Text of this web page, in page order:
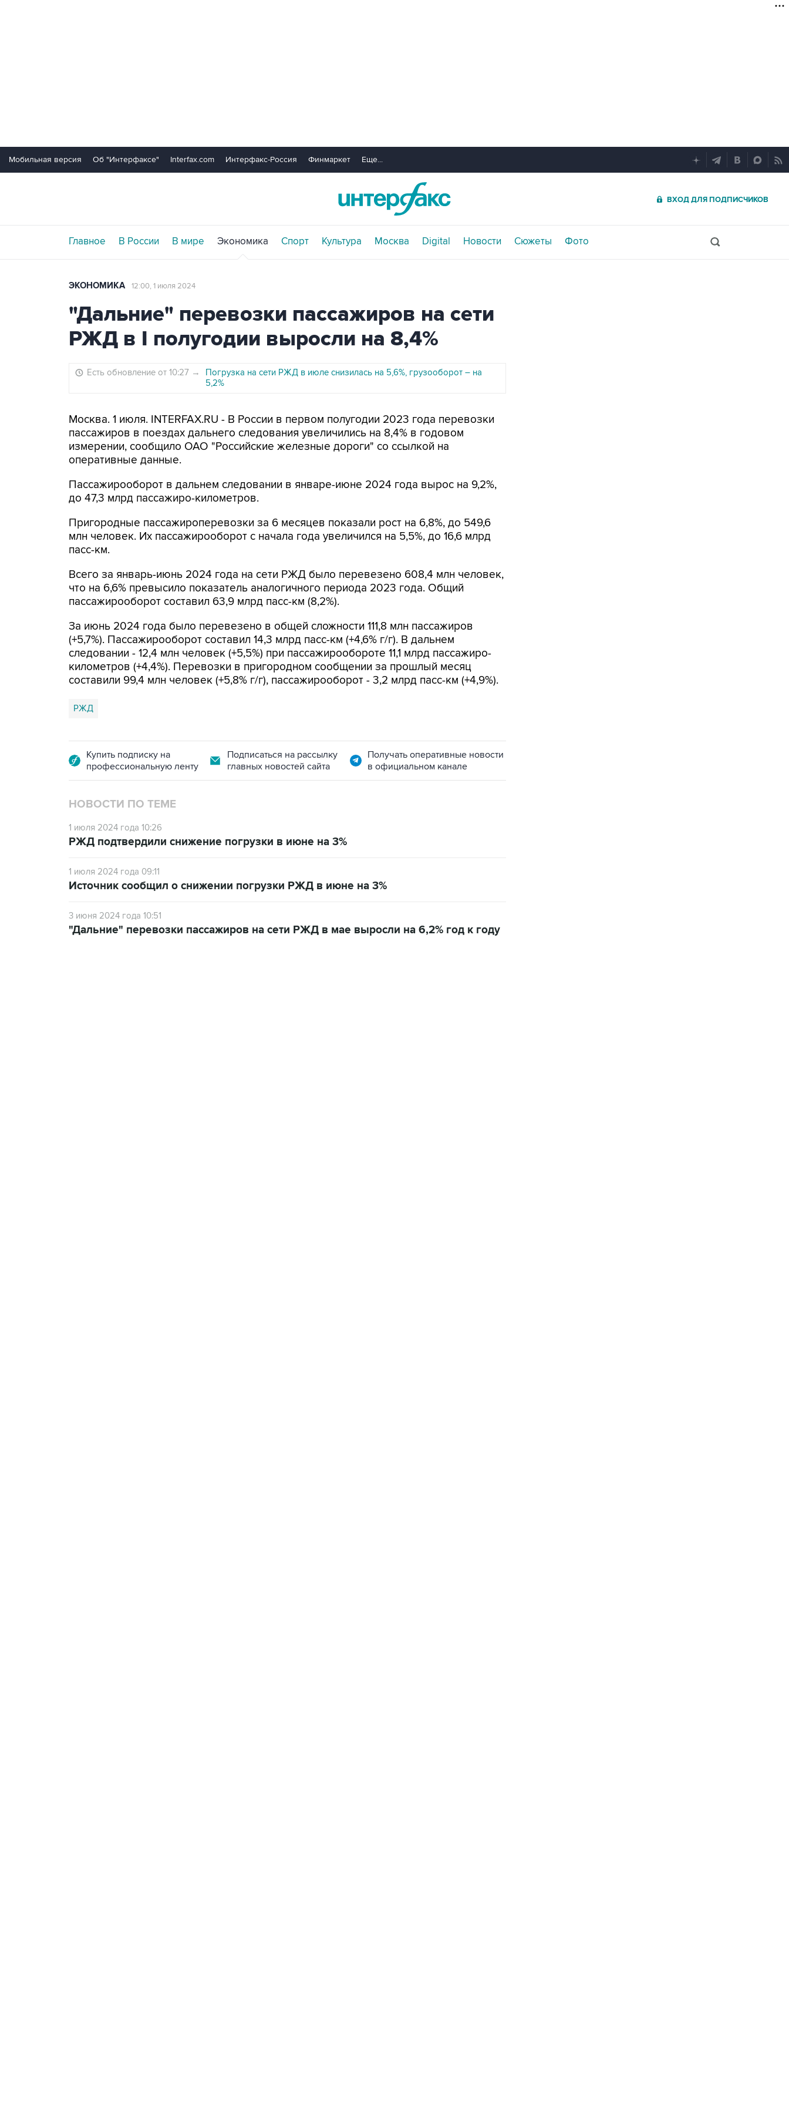
Мобильная версия Об "Интерфаксе" Interfax.com Интерфакс-Россия Финмаркет Еще...
ВХОД ДЛЯ ПОДПИСЧИКОВ
Главное В России В мире Экономика Спорт Культура Москва Digital Новости Сюжеты Фото
ЭКОНОМИКА 12:00, 1 июля 2024
"Дальние" перевозки пассажиров на сети
РЖД в I полугодии выросли на 8,4%
Есть обновление от 10:27 →
Погрузка на сети РЖД в июле снизилась на 5,6%, грузооборот – на
5,2%
Москва. 1 июля. INTERFAX.RU - В России в первом полугодии 2023 года перевозки
пассажиров в поездах дальнего следования увеличились на 8,4% в годовом
измерении, сообщило ОАО "Российские железные дороги" со ссылкой на
оперативные данные.
Пассажирооборот в дальнем следовании в январе-июне 2024 года вырос на 9,2%,
до 47,3 млрд пассажиро-километров.
Пригородные пассажироперевозки за 6 месяцев показали рост на 6,8%, до 549,6
млн человек. Их пассажирооборот с начала года увеличился на 5,5%, до 16,6 млрд
пасс-км.
Всего за январь-июнь 2024 года на сети РЖД было перевезено 608,4 млн человек,
что на 6,6% превысило показатель аналогичного периода 2023 года. Общий
пассажирооборот составил 63,9 млрд пасс-км (8,2%).
За июнь 2024 года было перевезено в общей сложности 111,8 млн пассажиров
(+5,7%). Пассажирооборот составил 14,3 млрд пасс-км (+4,6% г/г). В дальнем
следовании - 12,4 млн человек (+5,5%) при пассажирообороте 11,1 млрд пассажиро-
километров (+4,4%). Перевозки в пригородном сообщении за прошлый месяц
составили 99,4 млн человек (+5,8% г/г), пассажирооборот - 3,2 млрд пасс-км (+4,9%).
РЖД
Купить подписку на
профессиональную ленту
Подписаться на рассылку
главных новостей сайта
Получать оперативные новости
в официальном канале
НОВОСТИ ПО ТЕМЕ
1 июля 2024 года 10:26
РЖД подтвердили снижение погрузки в июне на 3%
1 июля 2024 года 09:11
Источник сообщил о снижении погрузки РЖД в июне на 3%
3 июня 2024 года 10:51
"Дальние" перевозки пассажиров на сети РЖД в мае выросли на 6,2% год к году